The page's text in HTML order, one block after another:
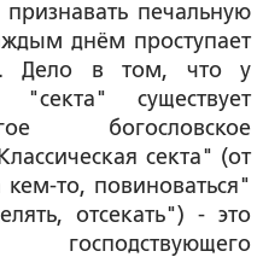
печальную
днём проступает
Дело в том, что у
"секта" существует
богословское
секта" (от
кем-то, повиноваться"
отсекать") - это